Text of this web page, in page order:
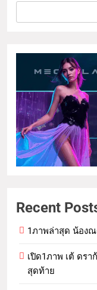
Recent
1ภาพล่าสุด น้อง
เปิด1ภาพ เต้ ดร
สุดท้าย